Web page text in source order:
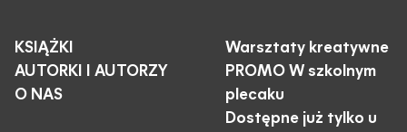
KSIĄŻKI
AUTORKI I AUTORZY
O NAS
Warsztaty kreatywne
PROMO W szkolnym
plecaku
Dostępne już tylko u